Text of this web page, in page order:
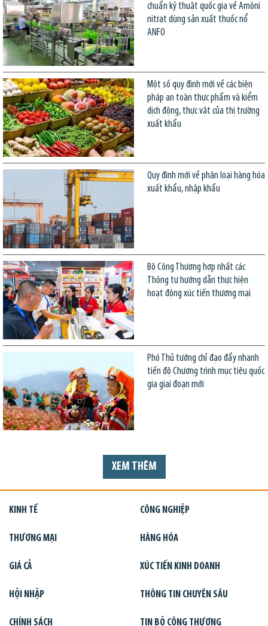
chuẩn kỹ thuật quốc gia về Amôni
nitrat dùng sản xuất thuốc nổ
ANFO
Một số quy định mới về các biện
pháp an toàn thực phẩm và kiểm
dịch động, thực vật của thị trường
xuất khẩu
Quy định mới về phân loại hàng hóa
xuất khẩu, nhập khẩu
Bộ Công Thương hợp nhất các
Thông tư hướng dẫn thực hiện
hoạt động xúc tiến thương mại
Phó Thủ tướng chỉ đạo đẩy nhanh
tiến độ Chương trình mục tiêu quốc
gia giai đoạn mới
XEM THÊM
KINH TẾ CÔNG NGHIỆP
THƯƠNG MẠI HÀNG HÓA
GIÁ CẢ XÚC TIẾN KINH DOANH
HỘI NHẬP THÔNG TIN CHUYÊN SÂU
CHÍNH SÁCH TIN BỘ CÔNG THƯƠNG